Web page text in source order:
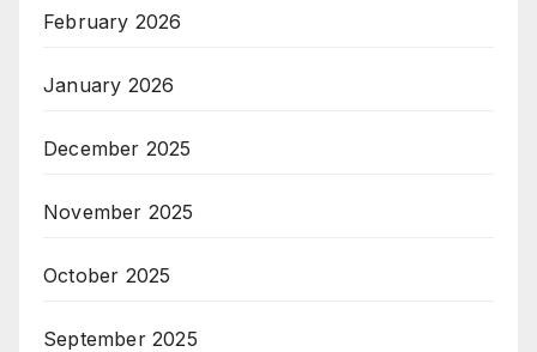
February 2026
January 2026
December 2025
November 2025
October 2025
September 2025